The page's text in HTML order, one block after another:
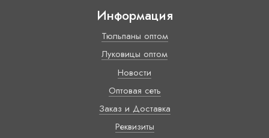
Информация
Тюльпаны оптом
Луковицы оптом
Новости
Оптовая сеть
Заказ и Доставка
Реквизиты